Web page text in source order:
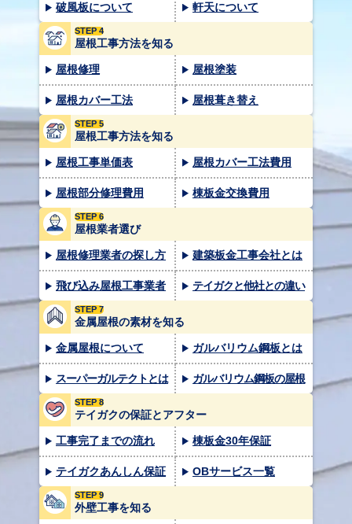
破風板について 軒天について
STEP 4
屋根工事方法を知る
屋根修理 屋根塗装
屋根カバー工法 屋根葺き替え
STEP 5
屋根工事方法を知る
屋根工事単価表 屋根カバー工法費用
屋根部分修理費用 棟板金交換費用
STEP 6
屋根業者選び
屋根修理業者の探し方 建築板金工事会社とは
飛び込み屋根工事業者 テイガクと他社との違い
STEP 7
金属屋根の素材を知る
金属屋根について ガルバリウム鋼板とは
スーパーガルテクトとは ガルバリウム鋼板の屋根
STEP 8
テイガクの保証とアフター
工事完了までの流れ 棟板金30年保証
テイガクあんしん保証 OBサービス一覧
STEP 9
外壁工事を知る